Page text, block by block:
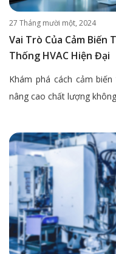
27 Tháng mười một, 2024
Vai Trò Của Cảm Biến
Thống HVAC Hiện Đại
Khám phá cách cảm
nâng cao chất lượng